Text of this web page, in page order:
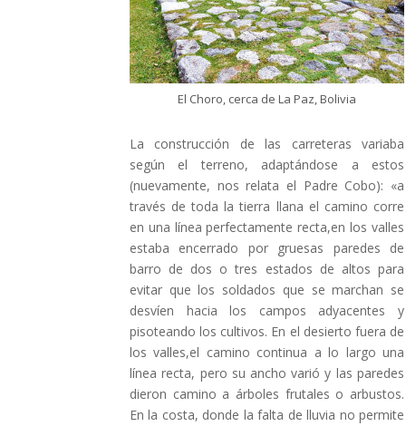
El Choro, cerca de La Paz, Bolivia
La construcción de las carreteras variaba
según el terreno, adaptándose a estos
(nuevamente, nos relata el Padre Cobo): «a
través de toda la tierra llana el camino corre
en una línea perfectamente recta,en los valles
estaba encerrado por gruesas paredes de
barro de dos o tres estados de altos para
evitar que los soldados que se marchan se
desvíen hacia los campos adyacentes y
pisoteando los cultivos. En el desierto fuera de
los valles,el camino continua a lo largo una
línea recta, pero su ancho varió y las paredes
dieron camino a árboles frutales o arbustos.
En la costa, donde la falta de lluvia no permite